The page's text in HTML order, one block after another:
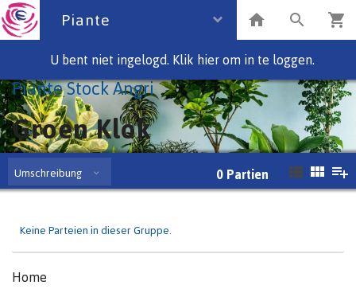
Piante
U bent niet ingelogd. Klik hier om in te loggen.
Piante Stock Angri
Groen Klok
Umschreibung 0 Partien
Keine Parteien in dieser Gruppe.
Home